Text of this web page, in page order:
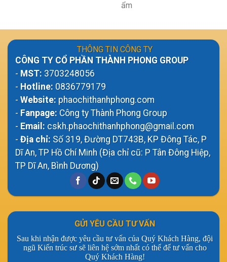
ẩm
THÔNG TIN CÔNG TY
CÔNG TY CỔ PHẦN THÀNH PHONG GROUP
- MST: 3703248056
- Hotline: 0836779179
- Website: phaochithanhphong.com
- Fanpage: Công ty Thành Phong Group
- Email: cskh.phaochithanhphong@gmail.com
- Địa chỉ: Số 319, Đường DT743B, KP Đông Tác, P
Dĩ An, TP Hồ Chí Minh (Địa chỉ cũ: P Tân Đông Hiệp,
TP Dĩ An, Bình Dương)
GỬI YÊU CẦU TƯ VẤN
Sau khi nhận được yêu cầu tư vấn của Quý Khách Hàng, đội
ngũ Kiến trúc sư sẽ liên hệ sớm nhất có thể để tư vấn cho
Quý Khách Hàng!